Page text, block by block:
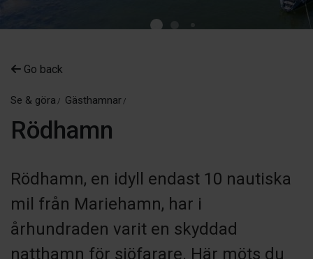
Go back
Se & göra Gästhamnar
Rödhamn
Rödhamn, en idyll endast 10 nautiska
mil från Mariehamn, har i
århundraden varit en skyddad
natthamn för sjöfarare. Här möts du